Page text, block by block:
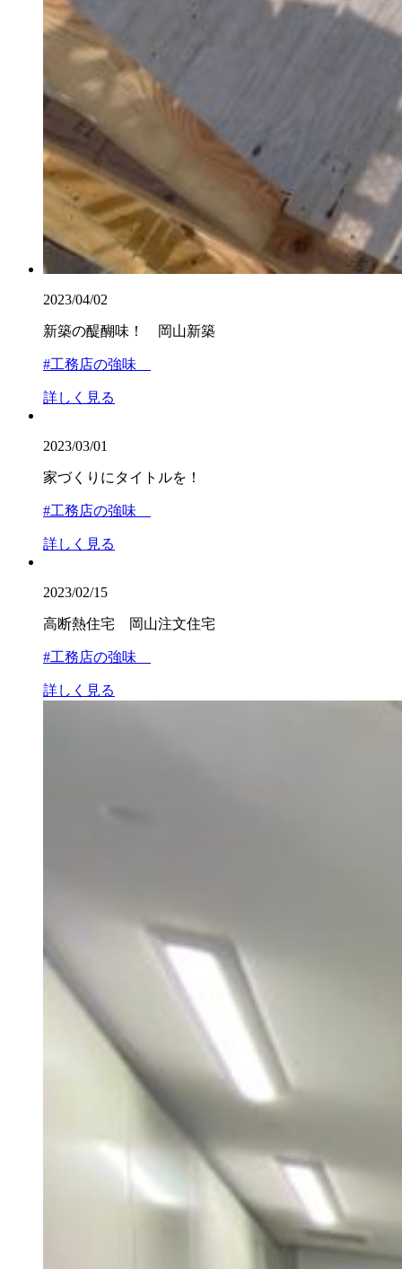
2023/04/02
新築の醍醐味！ 岡山新築
#工務店の強味
詳しく見る
2023/03/01
家づくりにタイトルを！
#工務店の強味
詳しく見る
2023/02/15
高断熱住宅 岡山注文住宅
#工務店の強味
詳しく見る